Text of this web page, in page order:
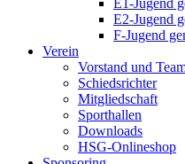
E1-Jugend
E2-Jugend
F-Jugend
Verein
Vorstand und
Schiedsrichter
Mitgliedschaft
Sporthallen
Downloads
HSG-Onlineshop